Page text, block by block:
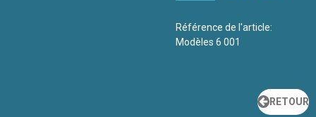
Référence de l'article:
Modèles 6 001
RETOUR